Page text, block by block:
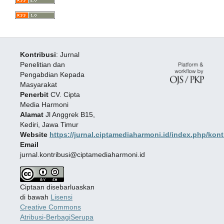
Kontribusi: Jurnal
Penelitian dan
Pengabdian Kepada
Masyarakat
PenerbitCV. Cipta
Media Harmoni
AlamatJl Anggrek B15,
Kediri, Jawa Timur
Website https://jurnal.ciptamediaharmoni.id/index.php/
Email
jurnal.kontribusi@ciptamediaharmoni.id
Ciptaan disebarluaskan
di bawah Lisensi
Creative Commons
Atribusi-BerbagiSerupa